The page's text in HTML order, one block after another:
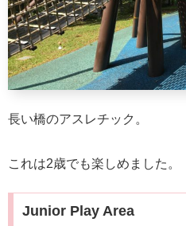
長い橋のアスレチック。
これは2歳でも楽しめました。
Junior Play Area